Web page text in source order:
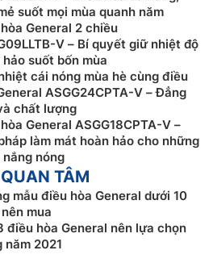
cho căn phòng đạt đến nhiệt
mang lại cho bạn không gian
phải chờ đợi lâu.
suốt mọi mùa quanh năm
General 2 chiều
V – Bí quyết giữ nhiệt độ
hảo suốt bốn mùa
cái nóng mùa hè cùng điều
ASGG24CPTA-V – Đẳng
chất lượng
General ASGG18CPTA-V –
làm mát hoàn hảo cho những
nắng nóng
TÂM
mẫu điều hòa General dưới 10
mua
điều hòa General nên lựa chọn
trong năm 2021